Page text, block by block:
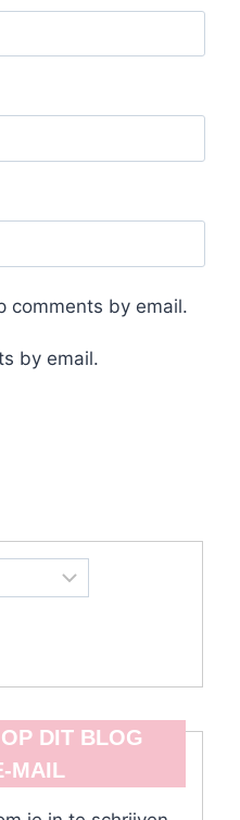
comments by email.
by email.
DIT BLOG
MAIL